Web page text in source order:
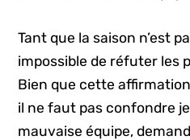
Tant que la saison n’est
impossible de réfuter les
Bien que cette
il ne faut pas confondre
mauvaise équipe,